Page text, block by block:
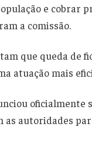
e cobrar
a comissão.
que queda de
atuação mais
oficialmente
as autoridades